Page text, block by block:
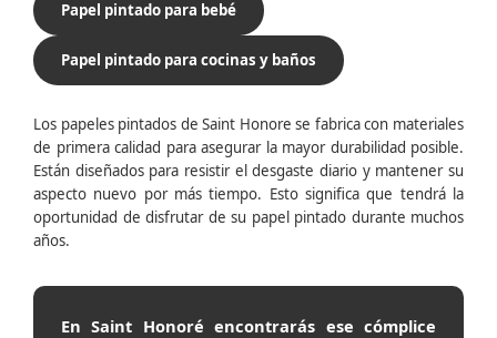
Papel pintado para bebé
Papel pintado para cocinas y baños
Los papeles pintados de Saint Honore se fabrica con materiales
de primera calidad para asegurar la mayor durabilidad posible.
Están diseñados para resistir el desgaste diario y mantener su
aspecto nuevo por más tiempo. Esto significa que tendrá la
oportunidad de disfrutar de su papel pintado durante muchos
años.
En Saint Honoré encontrarás ese cómplice